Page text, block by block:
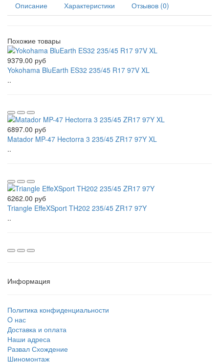
Описание
Характеристики Отзывов (0)
Похожие товары
9379.00 руб
Yokohama BluEarth ES32 235/45 R17 97V XL
..
6897.00 руб
Matador MP-47 Hectorra 3 235/45 ZR17 97Y XL
..
6262.00 руб
Triangle EffeXSport TH202 235/45 ZR17 97Y
..
Информация
Политика конфиденциальности
O нас
Доставка и оплата
Наши адреса
Развал Схождение
Шиномонтаж